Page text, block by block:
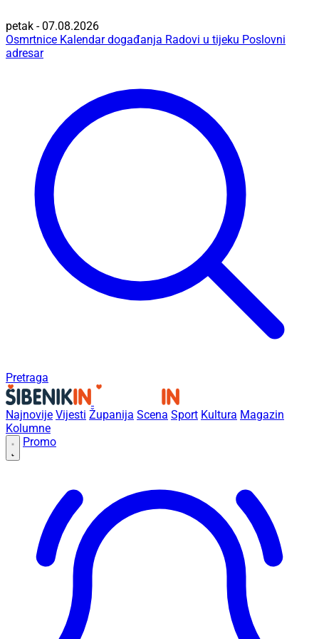
petak - 07.08.2026
Osmrtnice Kalendar događanja Radovi u tijeku Poslovni
adresar
Pretraga
Najnovije Vijesti Županija Scena Sport Kultura Magazin
Kolumne
Promo